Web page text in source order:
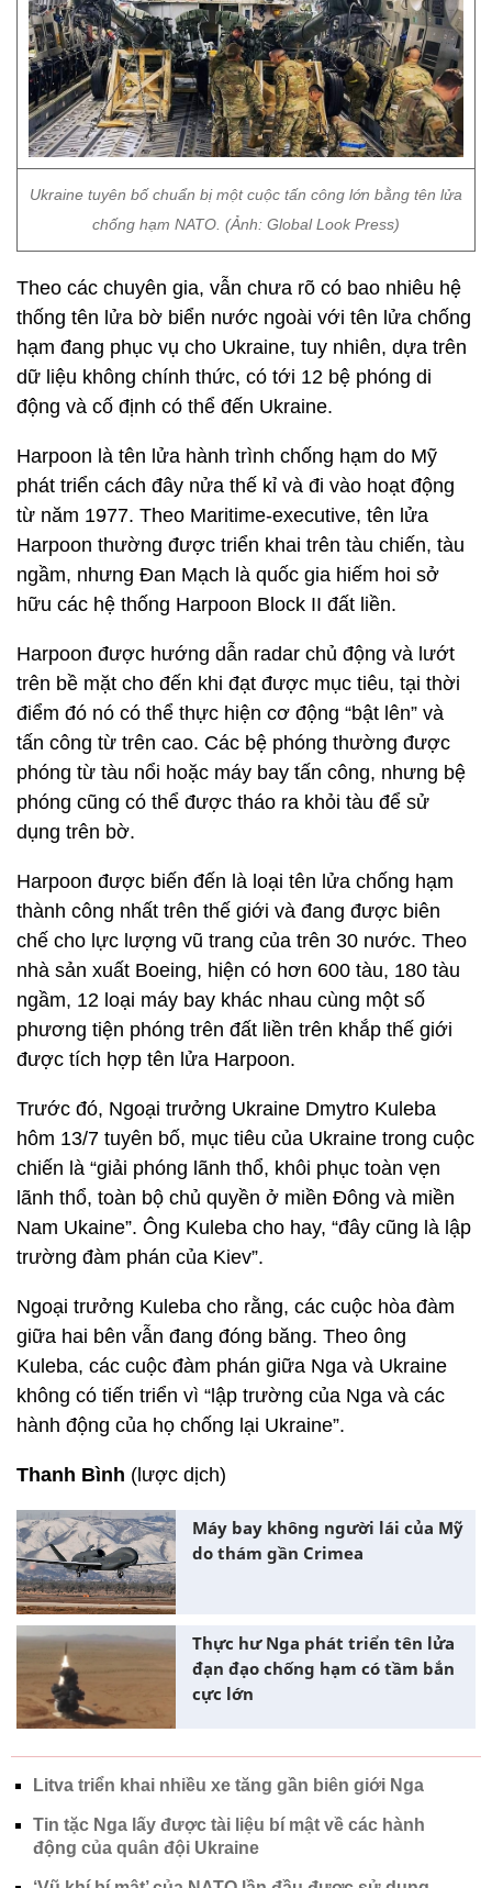
Ukraine tuyên bố chuẩn bị một cuộc tấn công lớn bằng tên lửa
chống hạm NATO. (Ảnh: Global Look Press)
Theo các chuyên gia, vẫn chưa rõ có bao nhiêu hệ
thống tên lửa bờ biển nước ngoài với tên lửa chống
hạm đang phục vụ cho Ukraine, tuy nhiên, dựa trên
dữ liệu không chính thức, có tới 12 bệ phóng di
động và cố định có thể đến Ukraine.
Harpoon là tên lửa hành trình chống hạm do Mỹ
phát triển cách đây nửa thế kỉ và đi vào hoạt động
từ năm 1977. Theo Maritime-executive, tên lửa
Harpoon thường được triển khai trên tàu chiến, tàu
ngầm, nhưng Đan Mạch là quốc gia hiếm hoi sở
hữu các hệ thống Harpoon Block II đất liền.
Harpoon được hướng dẫn radar chủ động và lướt
trên bề mặt cho đến khi đạt được mục tiêu, tại thời
điểm đó nó có thể thực hiện cơ động “bật lên” và
tấn công từ trên cao. Các bệ phóng thường được
phóng từ tàu nổi hoặc máy bay tấn công, nhưng bệ
phóng cũng có thể được tháo ra khỏi tàu để sử
dụng trên bờ.
Harpoon được biến đến là loại tên lửa chống hạm
thành công nhất trên thế giới và đang được biên
chế cho lực lượng vũ trang của trên 30 nước. Theo
nhà sản xuất Boeing, hiện có hơn 600 tàu, 180 tàu
ngầm, 12 loại máy bay khác nhau cùng một số
phương tiện phóng trên đất liền trên khắp thế giới
được tích hợp tên lửa Harpoon.
Trước đó, Ngoại trưởng Ukraine Dmytro Kuleba
hôm 13/7 tuyên bố, mục tiêu của Ukraine trong cuộc
chiến là “giải phóng lãnh thổ, khôi phục toàn vẹn
lãnh thổ, toàn bộ chủ quyền ở miền Đông và miền
Nam Ukaine”. Ông Kuleba cho hay, “đây cũng là lập
trường đàm phán của Kiev”.
Ngoại trưởng Kuleba cho rằng, các cuộc hòa đàm
giữa hai bên vẫn đang đóng băng. Theo ông
Kuleba, các cuộc đàm phán giữa Nga và Ukraine
không có tiến triển vì “lập trường của Nga và các
hành động của họ chống lại Ukraine”.
Thanh Bình (lược dịch)
Máy bay không người lái của Mỹ
do thám gần Crimea
Thực hư Nga phát triển tên lửa
đạn đạo chống hạm có tầm bắn
cực lớn
Litva triển khai nhiều xe tăng gần biên giới Nga
Tin tặc Nga lấy được tài liệu bí mật về các hành
động của quân đội Ukraine